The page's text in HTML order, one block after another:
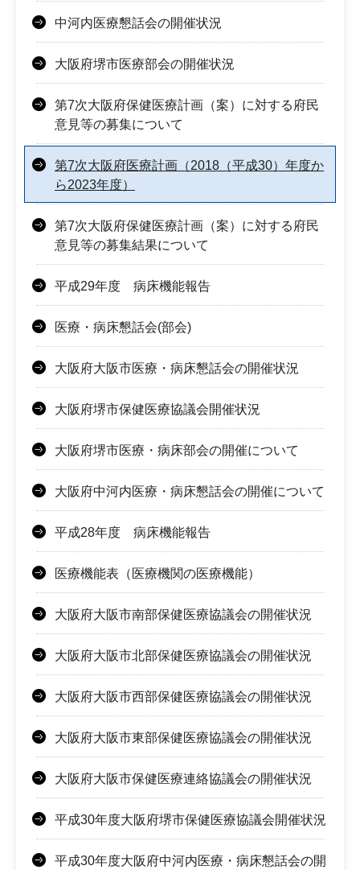
中河内医療懇話会の開催状況
大阪府堺市医療部会の開催状況
第7次大阪府保健医療計画（案）に対する府民
意見等の募集について
第7次大阪府医療計画（2018（平成30）年度か
ら2023年度）
第7次大阪府保健医療計画（案）に対する府民
意見等の募集結果について
平成29年度 病床機能報告
医療・病床懇話会(部会)
大阪府大阪市医療・病床懇話会の開催状況
大阪府堺市保健医療協議会開催状況
大阪府堺市医療・病床部会の開催について
大阪府中河内医療・病床懇話会の開催について
平成28年度 病床機能報告
医療機能表（医療機関の医療機能）
大阪府大阪市南部保健医療協議会の開催状況
大阪府大阪市北部保健医療協議会の開催状況
大阪府大阪市西部保健医療協議会の開催状況
大阪府大阪市東部保健医療協議会の開催状況
大阪府大阪市保健医療連絡協議会の開催状況
平成30年度大阪府堺市保健医療協議会開催状況
平成30年度大阪府中河内医療・病床懇話会の開